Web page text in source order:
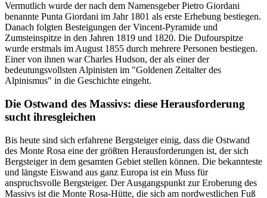
Vermutlich wurde der nach dem Namensgeber Pietro Giordani
benannte Punta Giordani im Jahr 1801 als erste Erhebung bestiegen.
Danach folgten Besteigungen der Vincent-Pyramide und
Zumsteinspitze in den Jahren 1819 und 1820. Die Dufourspitze
wurde erstmals im August 1855 durch mehrere Personen bestiegen.
Einer von ihnen war Charles Hudson, der als einer der
bedeutungsvollsten Alpinisten im "Goldenen Zeitalter des
Alpinismus" in die Geschichte eingeht.
Die Ostwand des Massivs: diese Herausforderung
sucht ihresgleichen
Bis heute sind sich erfahrene Bergsteiger einig, dass die Ostwand
des Monte Rosa eine der größten Herausforderungen ist, der sich
Bergsteiger in dem gesamten Gebiet stellen können. Die bekannteste
und längste Eiswand aus ganz Europa ist ein Muss für
anspruchsvolle Bergsteiger. Der Ausgangspunkt zur Eroberung des
Massivs ist die Monte Rosa-Hütte, die sich am nordwestlichen Fuß